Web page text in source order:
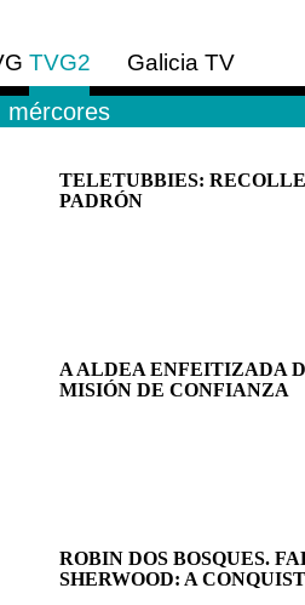
TVG2
Galicia TV
mércores
TELETUBBIES:
PADRÓN
A ALDEA ENFEITIZADA
MISIÓN DE CONFIANZA
ROBIN DOS BOSQUES.
SHERWOOD: A